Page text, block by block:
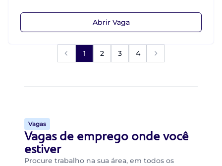
Abrir Vaga
1 2 3 4
Vagas
Vagas de emprego onde você
estiver
Procure trabalho na sua área, em todos os